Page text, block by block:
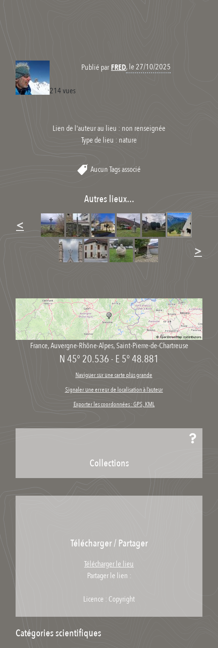
Publié par FRED, le 27/10/2025
214 vues
Lien de l'auteur au lieu : non renseignée
Type de lieu : nature
Aucun Tags associé
Autres lieux...
<
>
N 45° 20.536- E 5° 48.881
France,Auvergne-Rhône-Alpes,Saint-Pierre-de-Chartreuse
Naviguer sur une carte plus grande
Signaler une erreur de localisation à l’auteur
Exporter les coordonnées : GPS, KML
Collections
Télécharger / Partager
Télécharger le lieu
Partager le lien :
Licence : Copyright
Catégories scientifiques